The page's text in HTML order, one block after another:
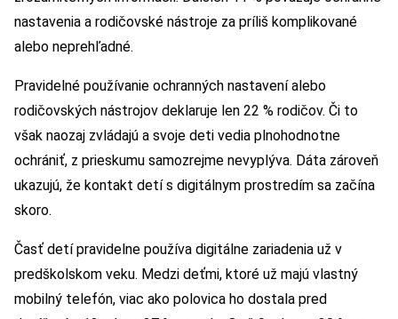
nastavenia a rodičovské nástroje za príliš komplikované
alebo neprehľadné.
Pravidelné používanie ochranných nastavení alebo
rodičovských nástrojov deklaruje len 22 % rodičov. Či to
však naozaj zvládajú a svoje deti vedia plnohodnotne
ochrániť, z prieskumu samozrejme nevyplýva. Dáta zároveň
ukazujú, že kontakt detí s digitálnym prostredím sa začína
skoro.
Časť detí pravidelne používa digitálne zariadenia už v
predškolskom veku. Medzi deťmi, ktoré už majú vlastný
mobilný telefón, viac ako polovica ho dostala pred